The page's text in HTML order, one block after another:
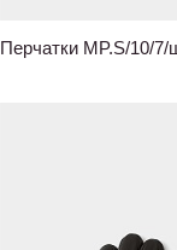
Перчатки MP.S/10/